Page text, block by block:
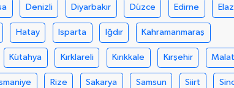
Denizli Diyarbakır Düzce Edirne
Hatay Isparta Iğdır Kahramanmaraş
Kütahya Kırklareli Kırıkkale Kırşehir
Rize Sakarya Samsun Siirt